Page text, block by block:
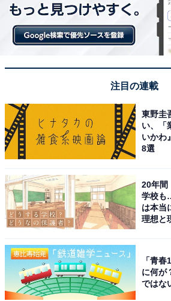
1位：舞鶴港とれとれセンター
舞鶴市にある「舞鶴港とれとれセン
新鮮な魚介類がずらりと並ぶ、活気
大級の海鮮市場を持つ道の駅です。
された魚は鮮度抜群で、場内には海
人気で、観光客のみならず地元の人
います。広い施設内は散策気分で楽
を堪能できるグルメ目的の立ち寄り
注目の連載
東野圭
い、「
いかわ
8選
20年間
学校も
は本当
理想と
「青
に何が
ではな